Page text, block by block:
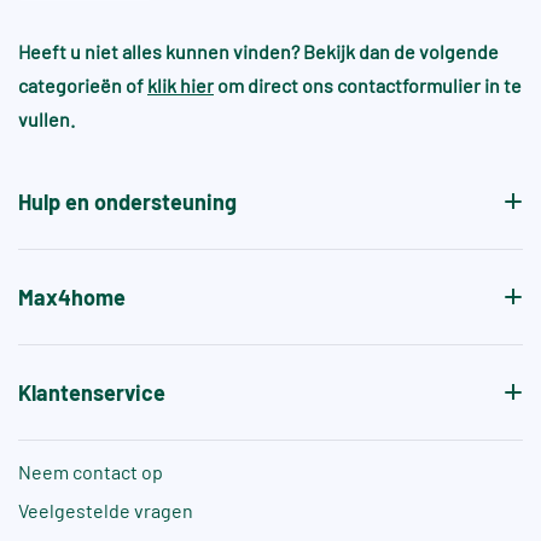
wel en heeft dit juist de sfeer en gewenste
patroon.
omgevingen
Voor zwembaden en wellnessruimtes gelden vaak
aanvullende normen, zoals +A of +B, die specifiek
Heeft u niet alles kunnen vinden? Bekijk dan de volgende
categorieën of klik hier om direct ons contactformulier in te
vullen.
Hulp en ondersteuning
Max4home
Klantenservice
Neem contact op
Veelgestelde vragen